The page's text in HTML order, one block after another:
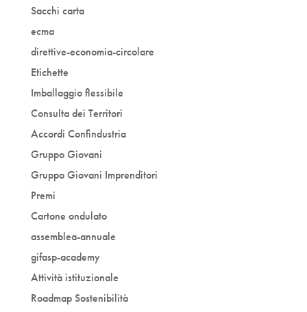
Sacchi carta
ecma
direttive-economia-circolare
Etichette
Imballaggio flessibile
Consulta dei Territori
Accordi Confindustria
Gruppo Giovani
Gruppo Giovani Imprenditori
Premi
Cartone ondulato
assemblea-annuale
gifasp-academy
Attività istituzionale
Roadmap Sostenibilità